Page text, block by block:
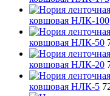
ковшовая НЛК-100
ковшовая НЛК-50
ковшовая НЛК-20
ковшовая НЛК-5